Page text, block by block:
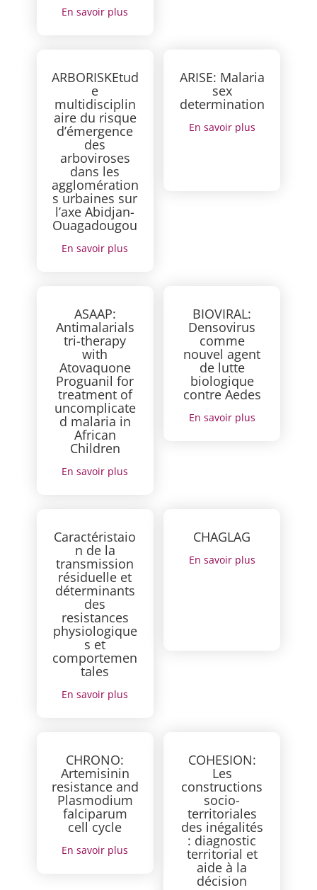
En savoir plus
ARBORISKEtud
e
multidisciplin
aire du risque
d’émergence
des
arboviroses
dans les
agglomération
s urbaines sur
l’axe Abidjan-
Ouagadougou
En savoir plus
ARISE: Malaria
sex
determination
En savoir plus
ASAAP:
Antimalarials
tri-therapy
with
Atovaquone
Proguanil for
treatment of
uncomplicate
d malaria in
African
Children
En savoir plus
BIOVIRAL:
Densovirus
comme
nouvel agent
de lutte
biologique
contre Aedes
En savoir plus
Caractéristaio
n de la
transmission
résiduelle et
déterminants
des
resistances
physiologique
s et
comportemen
tales
En savoir plus
CHAGLAG
En savoir plus
CHRONO:
Artemisinin
resistance and
Plasmodium
falciparum
cell cycle
En savoir plus
COHESION:
Les
constructions
socio-
territoriales
des inégalités
: diagnostic
territorial et
aide à la
décision